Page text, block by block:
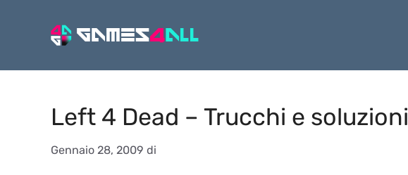
Left 4 Dead – Trucchi e soluzioni
Gennaio 28, 2009 di